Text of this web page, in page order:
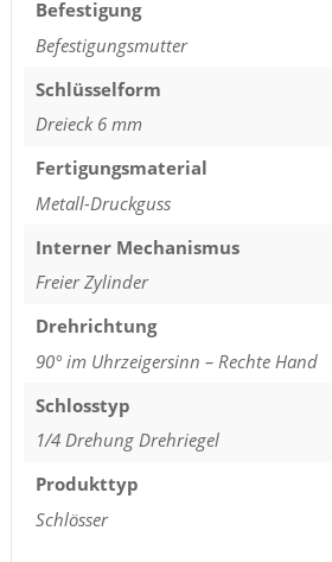
Befestigung
Befestigungsmutter
Schlüsselform
Dreieck 6 mm
Fertigungsmaterial
Metall-Druckguss
Interner Mechanismus
Freier Zylinder
Drehrichtung
90° im Uhrzeigersinn – Rechte Hand
Schlosstyp
1/4 Drehung Drehriegel
Produkttyp
Schlösser